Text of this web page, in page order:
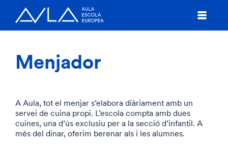
Menjador
A Aula, tot el menjar s’elabora diàriament amb un
servei de cuina propi. L’escola compta amb dues
cuines, una d’ús exclusiu per a la secció d’infantil. A
més del dinar, oferim berenar als i les alumnes.